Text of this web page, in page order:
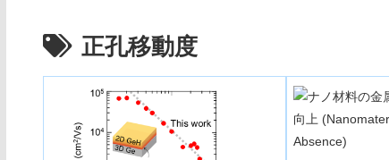
正孔移動度